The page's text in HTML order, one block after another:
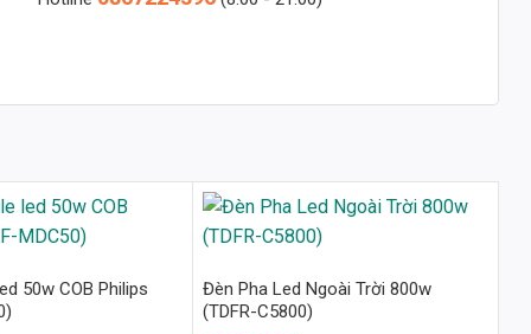
50w COB Philips
Đèn Pha Led Ngoài Trời 800w
(TDFR-C5800)